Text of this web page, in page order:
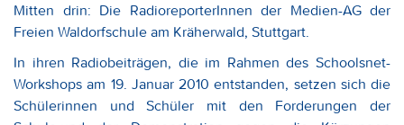
Mitten drin: Die RadioreporterInnen der Medien-AG der
Freien Waldorfschule am Kräherwald, Stuttgart.
In ihren Radiobeiträgen, die im Rahmen des Schoolsnet-
Workshops am 19. Januar 2010 entstanden, setzen sich die
Schülerinnen und Schüler mit den Forderungen der